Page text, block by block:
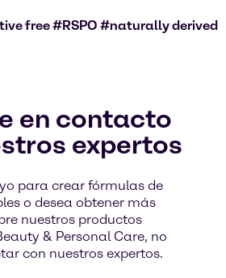
free #RSPO #naturally derived
en contacto
expertos
para crear fórmulas de
o desea obtener más
nuestros productos
& Personal Care, no
con nuestros expertos.